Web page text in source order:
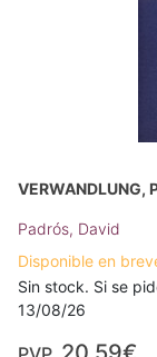
VERWANDLUNG,
Padrós, David
Disponible en
Sin stock. Si se
13/08/26